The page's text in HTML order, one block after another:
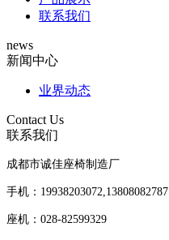
联系我们
news
新闻中心
业界动态
Contact Us
联系我们
成都市诚佳座椅制造厂
手机：19938203072,13808082787
座机：028-82599329